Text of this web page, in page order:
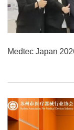
Medtec Japan